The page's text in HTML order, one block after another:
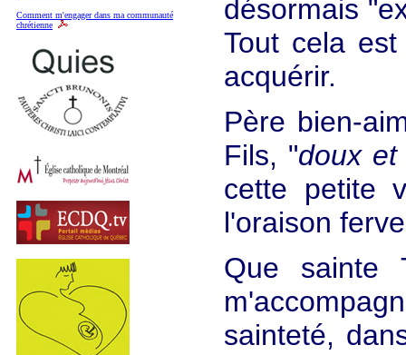
Comment m'engager dans ma communauté
chrétienne
désormais
Tout cela
acquérir.
Père bien-
Fils, "doux
cette petite
l'oraison
Que sainte
sainteté,